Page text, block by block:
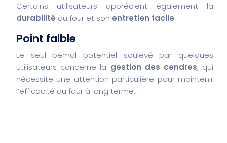
Certains utilisateurs apprécient également la
durabilité du four et son entretien facile.
Point faible
Le seul bémol potentiel soulevé par quelques
utilisateurs concerne la gestion des cendres, qui
nécessite une attention particulière pour maintenir
l’efficacité du four à long terme.